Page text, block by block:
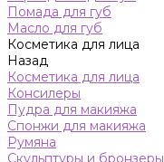
Помада для губ
Масло для губ
Косметика для лица
Назад
Косметика для лица
Консилеры
Пудра для макияжа
Спонжи для макияжа
Румяна
Скульптуры и бронзеры